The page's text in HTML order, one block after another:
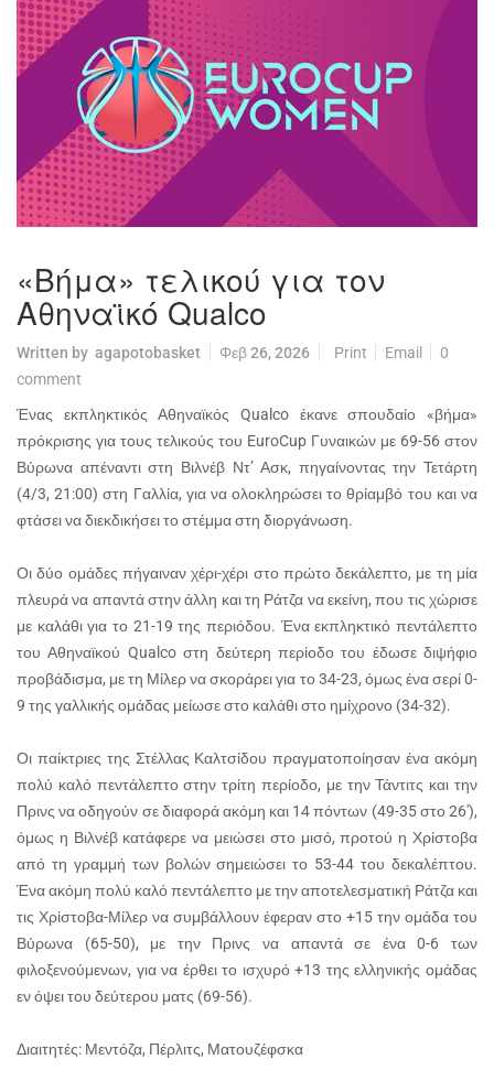
«Βήμα» τελικού για τον
Αθηναϊκό Qualco
Written by agapotobasket Φεβ 26, 2026 Print Email
0
comment
Ένας εκπληκτικός Αθηναϊκός Qualco έκανε σπουδαίο «βήμα»
πρόκρισης για τους τελικούς του EuroCup Γυναικών με 69-56 στον
Βύρωνα απέναντι στη Βιλνέβ Ντ’ Ασκ, πηγαίνοντας την Τετάρτη
(4/3, 21:00) στη Γαλλία, για να ολοκληρώσει το θρίαμβό του και να
φτάσει να διεκδικήσει το στέμμα στη διοργάνωση.
Οι δύο ομάδες πήγαιναν χέρι-χέρι στο πρώτο δεκάλεπτο, με τη μία
πλευρά να απαντά στην άλλη και τη Ράτζα να εκείνη, που τις χώρισε
με καλάθι για το 21-19 της περιόδου. Ένα εκπληκτικό πεντάλεπτο
του Αθηναϊκού Qualco στη δεύτερη περίοδο του έδωσε διψήφιο
προβάδισμα, με τη Μίλερ να σκοράρει για το 34-23, όμως ένα σερί 0-
9 της γαλλικής ομάδας μείωσε στο καλάθι στο ημίχρονο (34-32).
Οι παίκτριες της Στέλλας Καλτσίδου πραγματοποίησαν ένα ακόμη
πολύ καλό πεντάλεπτο στην τρίτη περίοδο, με την Τάντιτς και την
Πρινς να οδηγούν σε διαφορά ακόμη και 14 πόντων (49-35 στο 26′),
όμως η Βιλνέβ κατάφερε να μειώσει στο μισό, προτού η Χρίστοβα
από τη γραμμή των βολών σημειώσει το 53-44 του δεκαλέπτου.
Ένα ακόμη πολύ καλό πεντάλεπτο με την αποτελεσματική Ράτζα και
τις Χρίστοβα-Μίλερ να συμβάλλουν έφεραν στο +15 την ομάδα του
Βύρωνα (65-50), με την Πρινς να απαντά σε ένα 0-6 των
φιλοξενούμενων, για να έρθει το ισχυρό +13 της ελληνικής ομάδας
εν όψει του δεύτερου ματς (69-56).
Διαιτητές: Μεντόζα, Πέρλιτς, Ματουζέφσκα